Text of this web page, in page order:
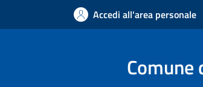
Accedi all'area personale
Comune